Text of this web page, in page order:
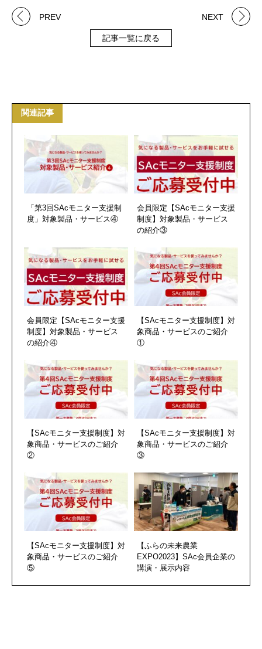
PREV
記事一覧に戻る
NEXT
関連記事
「第3回SAcモニター支援制
度」対象製品・サービス④
会員限定【SAcモニター支援
制度】対象製品・サービス
の紹介③
会員限定【SAcモニター支援
制度】対象製品・サービス
の紹介④
【SAcモニター支援制度】対
象商品・サービスのご紹介
①
【SAcモニター支援制度】対
象商品・サービスのご紹介
②
【SAcモニター支援制度】対
象商品・サービスのご紹介
③
【SAcモニター支援制度】対
象商品・サービスのご紹介
⑤
【ふらの未来農業
EXPO2023】SAc会員企業の
講演・展示内容